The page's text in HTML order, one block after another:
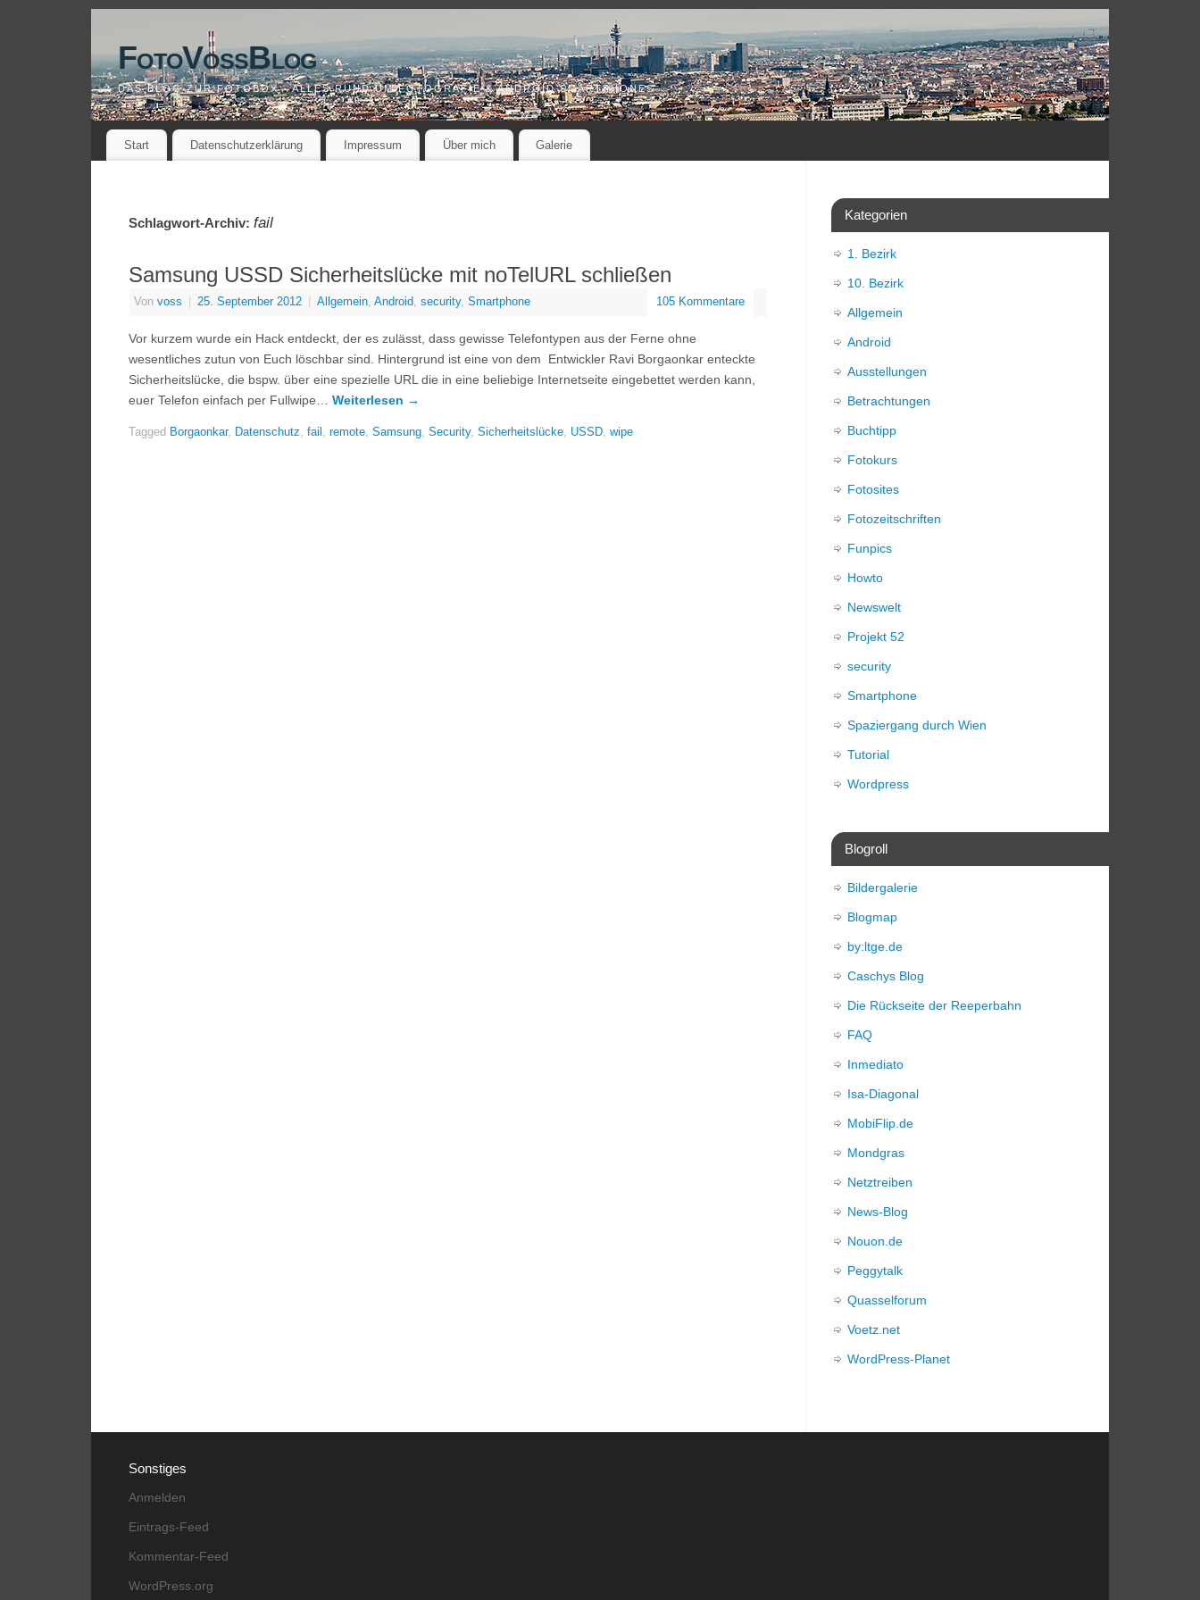
FotoVossBlog
DAS BLOG ZUR FOTOBOX - ALLES RUND UM FOTOGRAFIE & ANDROID SMARTPHONES
Start Datenschutzerklärung Impressum Über mich Galerie
Schlagwort-Archiv: fail
Samsung USSD Sicherheitslücke mit noTelURL schließen
Von voss 25. September 2012 Allgemein, Android, security, Smartphone 105 Kommentare
Vor kurzem wurde ein Hack entdeckt, der es zulässt, dass gewisse Telefontypen aus der Ferne ohne
wesentliches zutun von Euch löschbar sind. Hintergrund ist eine von dem Entwickler Ravi Borgaonkar enteckte
Sicherheitslücke, die bspw. über eine spezielle URL die in eine beliebige Internetseite eingebettet werden kann,
euer Telefon einfach per Fullwipe… Weiterlesen →
Tagged Borgaonkar, Datenschutz, fail , remote, Samsung, Security, Sicherheitslücke, USSD, wipe
Kategorien
1. Bezirk
10. Bezirk
Allgemein
Android
Ausstellungen
Betrachtungen
Buchtipp
Fotokurs
Fotosites
Fotozeitschriften
Funpics
Howto
Newswelt
Projekt 52
security
Smartphone
Spaziergang durch Wien
Tutorial
Wordpress
Blogroll
Bildergalerie
Blogmap
by:ltge.de
Caschys Blog
Die Rückseite der Reeperbahn
FAQ
Inmediato
Isa-Diagonal
MobiFlip.de
Mondgras
Netztreiben
News-Blog
Nouon.de
Peggytalk
Quasselforum
Voetz.net
WordPress-Planet
Sonstiges
Anmelden
Eintrags-Feed
Kommentar-Feed
WordPress.org